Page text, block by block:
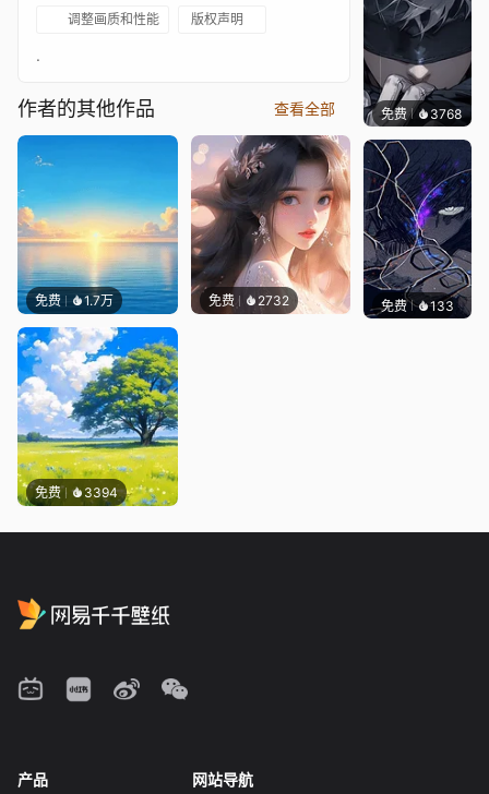
调整画质和性能 版权声明
.
作者的其他作品 查看全部
免费 1.7万 免费 2732
免费 3394
免费 3768好看
免费 133Zaine
产品 网站导航